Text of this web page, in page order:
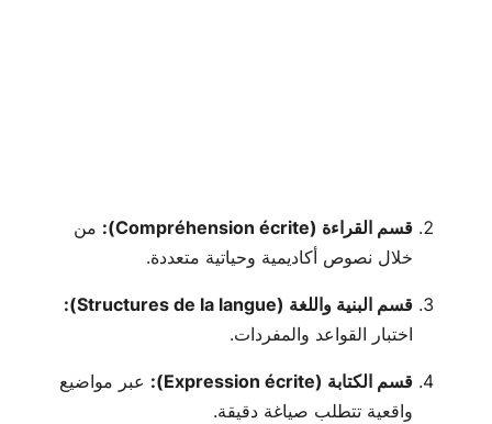
قسم القراءة (Compréhension écrite):
من
خلال نصوص أكاديمية وحياتية متعددة.
قسم البنية واللغة (Structures de la langue):
اختبار القواعد والمفردات.
قسم الكتابة (Expression écrite):
عبر مواضيع
واقعية تتطلب صياغة دقيقة.